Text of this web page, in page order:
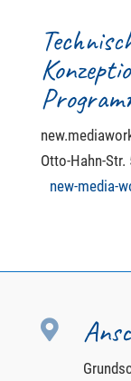
Otto-Hahn-
new-media-
